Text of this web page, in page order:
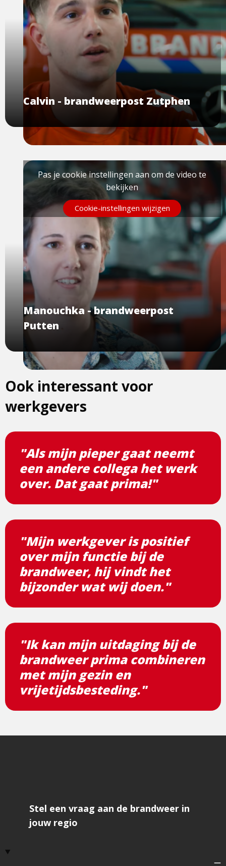
Calvin - brandweerpost Zutphen
Pas je cookie instellingen aan om de video te
bekijken
Cookie-instellingen wijzigen
Manouchka - brandweerpost
Putten
Ook interessant voor
werkgevers
"Als mijn pieper gaat neemt
een andere collega het werk
over. Dat gaat prima!"
"Mijn werkgever is positief
over mijn functie bij de
brandweer, hij vindt het
bijzonder wat wij doen."
"Ik kan mijn uitdaging bij de
brandweer prima combineren
met mijn gezin en
vrijetijdsbesteding."
Stel een vraag aan de brandweer in
jouw regio